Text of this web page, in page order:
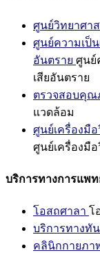
ศูนย์วิทยาศา
ศูนย์ความเป็
อันตราย ศูนย์
เสียอันตราย
ตรวจสอบคุณ
แวดล้อม
ศูนย์เครื่องมือ
ศูนย์เครื่องมือ
บริการทางการแพ
โอสถศาลา โ
บริการทางทั
คลินิกกายภา